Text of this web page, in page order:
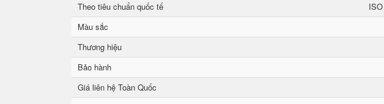
Theo tiêu chuẩn quốc tế
Màu sắc
Thương hiệu
Bảo hành
Giá liên hệ Toàn Quốc